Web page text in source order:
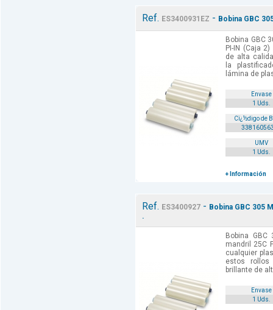
Ref. ES3400931EZ - Bobina GBC
Bobina GBC
PI-IN (Caja
de alta
la
lámina de
Envase
1 Uds.
Cï¿½digo de
UMV
1 Uds.
+ Información
Ref. ES3400927 - Bobina GBC 305
.
Bobina
mandril 25C
cualquier
estos
brillante de
Envase
1 Uds.